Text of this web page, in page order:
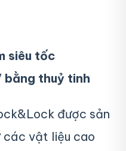
siêu tốc
bằng thuỷ tinh
được sản
các vật liệu cao